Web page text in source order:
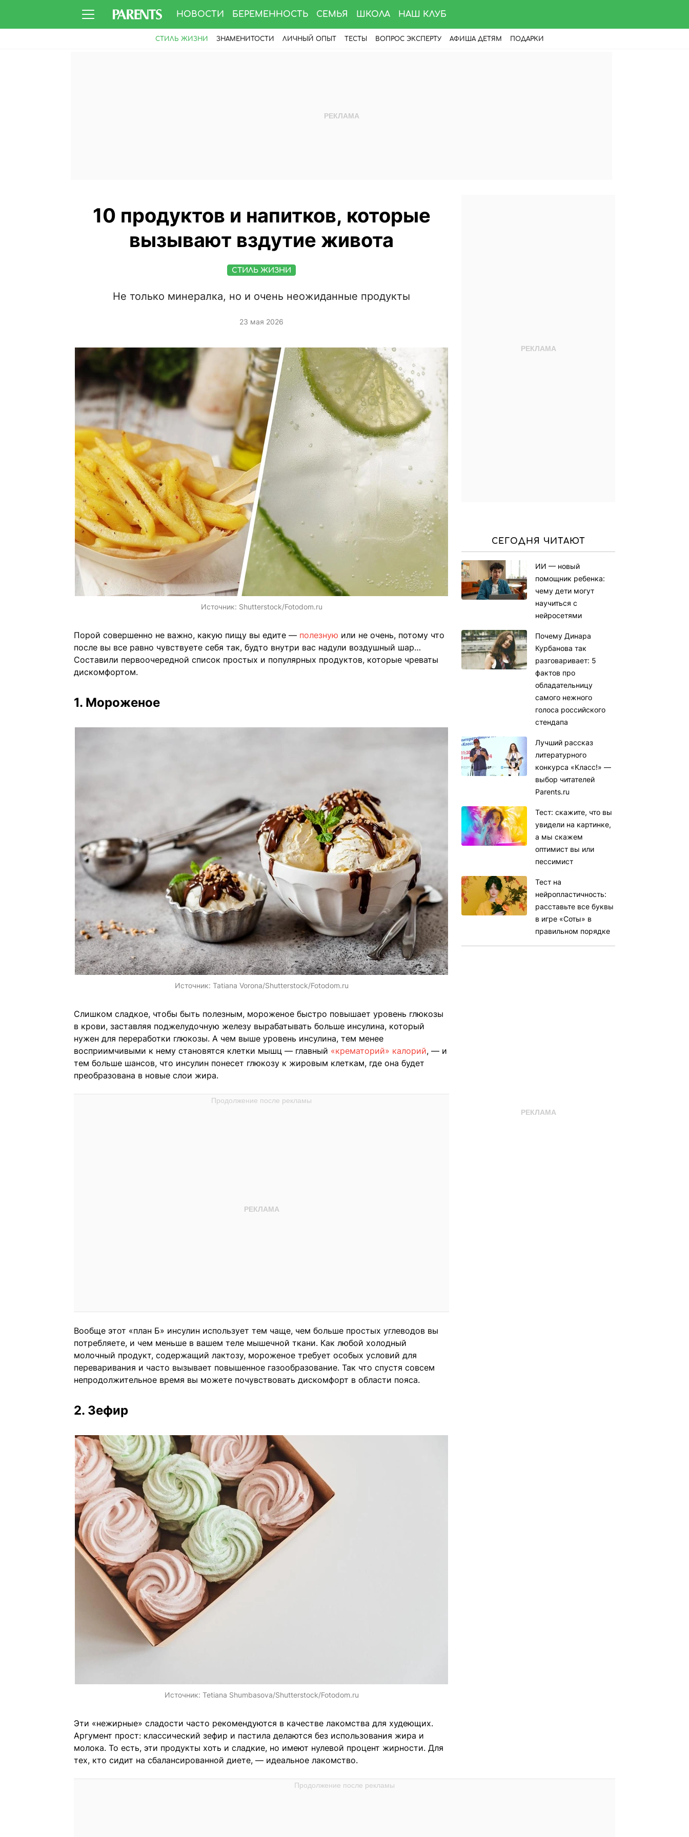
НОВОСТИ БЕРЕМЕННОСТЬ СЕМЬЯ ШКОЛА НАШ КЛУБ
СТИЛЬ ЖИЗНИ ЗНАМЕНИТОСТИ ЛИЧНЫЙ ОПЫТ ТЕСТЫ ВОПРОС ЭКСПЕРТУ АФИША ДЕТЯМ ПОДАРКИ
10 продуктов и напитков, которые
вызывают вздутие живота
СТИЛЬ ЖИЗНИ
Не только минералка, но и очень неожиданные продукты
23 мая 2026
Источник: Shutterstock/Fotodom.ru
Порой совершенно не важно, какую пищу вы едите — полезную или не очень, потому что
после вы все равно чувствуете себя так, будто внутри вас надули воздушный шар…
Составили первоочередной список простых и популярных продуктов, которые чреваты
дискомфортом.
1. Мороженое
Источник: Tatiana Vorona/Shutterstock/Fotodom.ru
Слишком сладкое, чтобы быть полезным, мороженое быстро повышает уровень глюкозы
в крови, заставляя поджелудочную железу вырабатывать больше инсулина, который
нужен для переработки глюкозы. А чем выше уровень инсулина, тем менее
восприимчивыми к нему становятся клетки мышц — главный «крематорий» калорий, — и
тем больше шансов, что инсулин понесет глюкозу к жировым клеткам, где она будет
преобразована в новые слои жира.
Вообще этот «план Б» инсулин использует тем чаще, чем больше простых углеводов вы
потребляете, и чем меньше в вашем теле мышечной ткани. Как любой холодный
молочный продукт, содержащий лактозу, мороженое требует особых условий для
переваривания и часто вызывает повышенное газообразование. Так что спустя совсем
непродолжительное время вы можете почувствовать дискомфорт в области пояса.
2. Зефир
Источник: Tetiana Shumbasova/Shutterstock/Fotodom.ru
Эти «нежирные» сладости часто рекомендуются в качестве лакомства для худеющих.
Аргумент прост: классический зефир и пастила делаются без использования жира и
молока. То есть, эти продукты хоть и сладкие, но имеют нулевой процент жирности. Для
тех, кто сидит на сбалансированной диете, — идеальное лакомство.
СЕГОДНЯ ЧИТАЮТ
ИИ — новый
помощник ребенка:
чему дети могут
научиться с
нейросетями
Почему Динара
Курбанова так
разговаривает: 5
фактов про
обладательницу
самого нежного
голоса российского
стендапа
Лучший рассказ
литературного
конкурса «Класс!» —
выбор читателей
Parents.ru
Тест: скажите, что вы
увидели на картинке,
а мы скажем
оптимист вы или
пессимист
Тест на
нейропластичность:
расставьте все буквы
в игре «Соты» в
правильном порядке